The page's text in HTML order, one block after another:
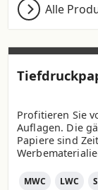
Alle
Profitieren Sie
Auflagen. Die
Papiere sind
MWC LWC